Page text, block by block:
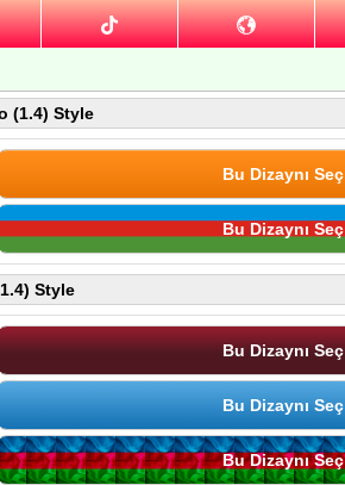
(1.4) Style
Bu Dizaynı Seç
Bu Dizaynı Seç
Style
Bu Dizaynı Seç
Bu Dizaynı Seç
Bu Dizaynı Seç